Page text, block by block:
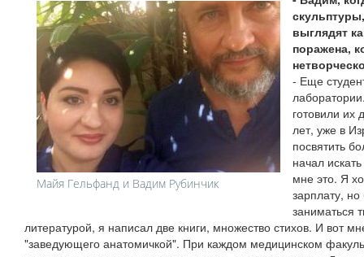
Майя Гельфанд и Вадим Рубинчик
выглядят
поражена,
- Еще
готовили их
лет, уже в
посвятить
начал
мне это. Я
зарплату,
заниматься
литературой, я написал две книги, множество стихов. И вот
"заведующего анатомичкой". При каждом медицинском